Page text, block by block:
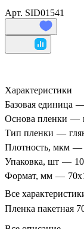
Арт. SID01541
Характеристики
Базовая единица
Основа пленки —
Тип пленки —
Плотность, мкм —
Упаковка, шт —
Формат, мм —
Все
Пленка пакетная